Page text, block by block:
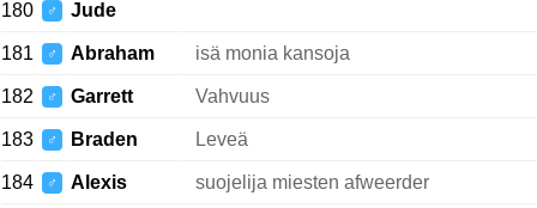
180 ♂ Jude
181 ♂ Abraham isä monia kansoja
182 ♂ Garrett Vahvuus
183 ♂ Braden Leveä
184 ♂ Alexis suojelija miesten afweerder